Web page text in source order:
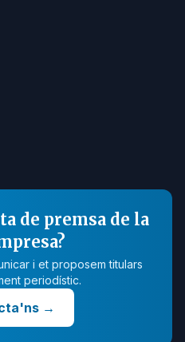
de premsa de la
i et proposem titulars
periodístic.
→